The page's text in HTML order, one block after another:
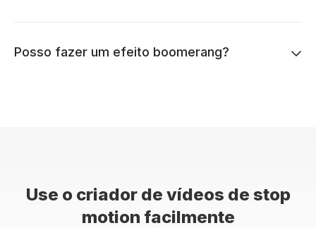
Posso fazer um efeito boomerang?
Use o criador de vídeos de stop
motion facilmente